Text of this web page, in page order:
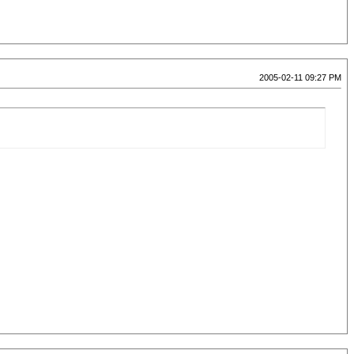
2005-02-11 09:27 PM